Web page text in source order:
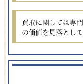
買取に関しては専
の価値を見落とし